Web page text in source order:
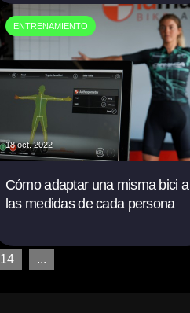
ENTRENAMIENTO
18 oct. 2022
Cómo adaptar una misma bici a
las medidas de cada persona
14 ...